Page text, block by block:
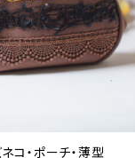
コ・ポーチ・薄型